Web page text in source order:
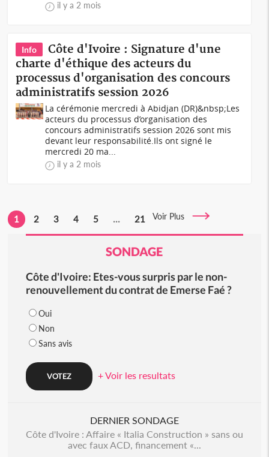
il y a 2 mois
Info
Côte d'Ivoire : Signature d'une
charte d'éthique des acteurs du
processus d'organisation des concours
administratifs session 2026
La cérémonie mercredi à Abidjan (DR)&nbsp;Les
acteurs du processus d’organisation des
concours administratifs session 2026 sont mis
devant leur responsabilité.Ils ont signé le
mercredi 20 ma...
il y a 2 mois
1 2 3 4 5 ... 21 Voir Plus
SONDAGE
Côte d'Ivoire: Etes-vous surpris par le non-
renouvellement du contrat de Emerse Faé ?
Oui
Non
Sans avis
+ Voir les resultats
DERNIER SONDAGE
Côte d'Ivoire : Affaire « Italia Construction » sans ou
avec faux ACD, financement «...